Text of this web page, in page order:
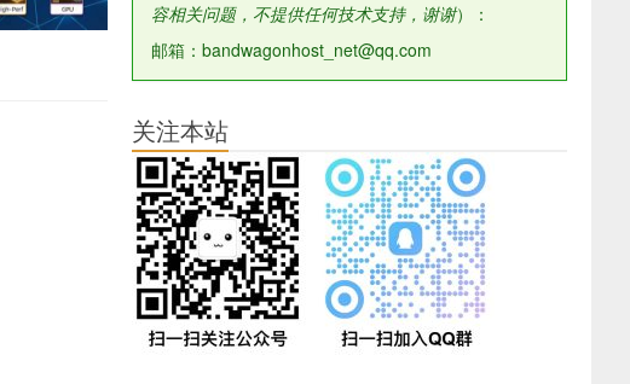
容相关问题，不提供任何技术支持，谢谢）：
邮箱：bandwagonhost_net@qq.com
关注本站